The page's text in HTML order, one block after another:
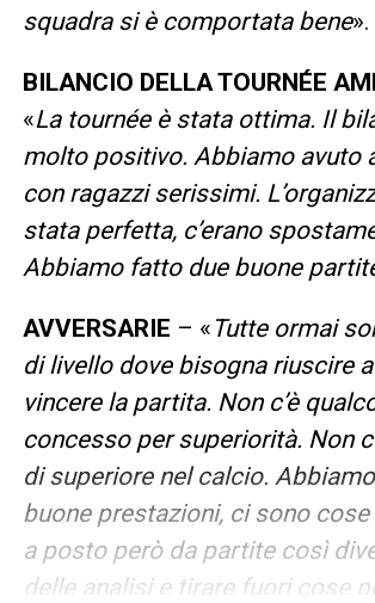
squadra si è comportata bene».
BILANCIO DELLA TOURNÉE
«La tournée è stata ottima. Il
molto positivo. Abbiamo avuto
con ragazzi serissimi.
stata perfetta, c’erano
Abbiamo fatto due buone
AVVERSARIE – « Tutte ormai
di livello dove bisogna riuscire
vincere la partita. Non c’è
concesso per superiorità. Non
di superiore nel calcio.
buone prestazioni, ci sono
a posto però da partite così
delle analisi e tirare fuori cose